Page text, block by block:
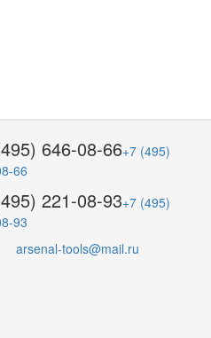
646-08-66+7 (495)
66
221-08-93+7 (495)
93
arsenal-tools@mail.ru